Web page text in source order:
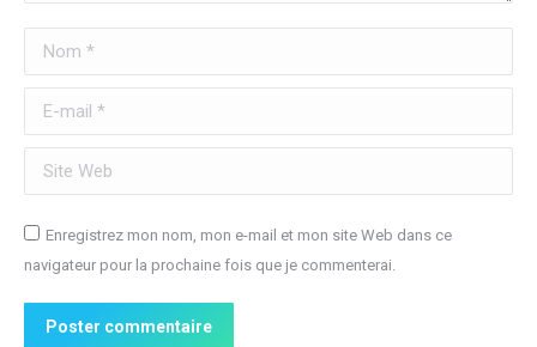
Nom *
E-mail *
Site Web
Enregistrez mon nom, mon e-mail et mon site Web dans ce
navigateur pour la prochaine fois que je commenterai.
Poster commentaire